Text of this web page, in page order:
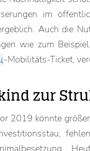
im
Auch die
wie zum
-Mobilitäts-Ticket,
zur
2019 könnte